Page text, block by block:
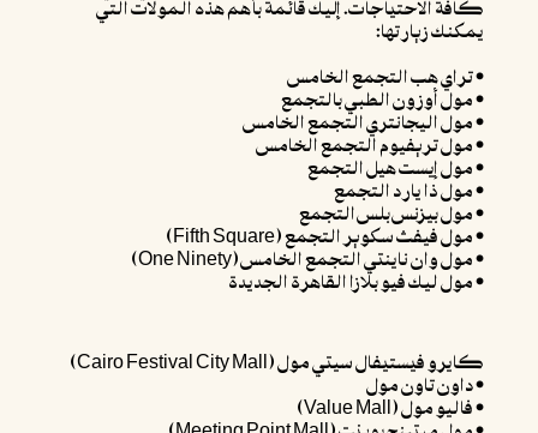
كافة الاحتياجات. إليك قائمة بأهم هذه المولات التي
يمكنك زيارتها:
• تراي هب التجمع الخامس
• مول أوزون الطبي بالتجمع
• مول اليجانتري التجمع الخامس
• مول تريفيوم التجمع الخامس
• مول إيست هيل التجمع
• مول ذا يارد التجمع
• مول بيزنس بلس التجمع
• مول فيفث سكوير التجمع (Fifth Square)
• مول وان ناينتي التجمع الخامس (One Ninety)
• مول ليك فيو بلازا القاهرة الجديدة
كايرو فيستيفال سيتي مول (Cairo Festival City Mall)
• داون تاون مول
• فاليو مول (Value Mall)